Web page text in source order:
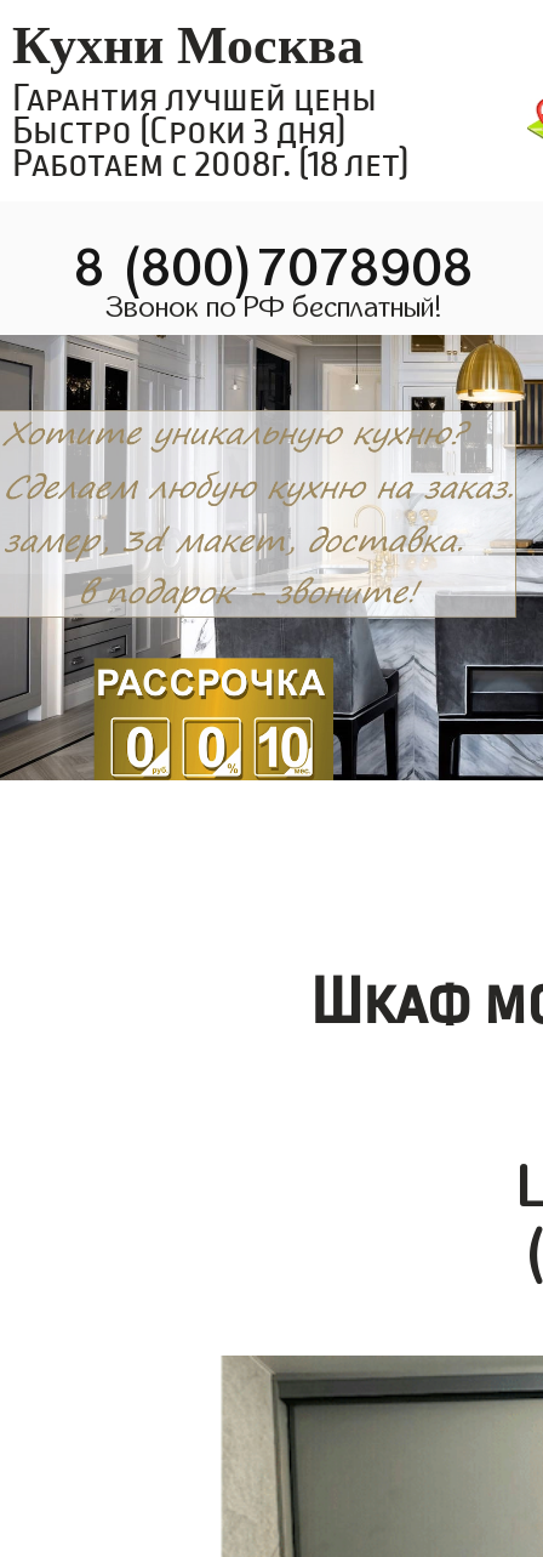
Кухни Москва
Гарантия лучшей цены
Быстро (Сроки 3 дня)
Работаем с 2008г. (18 лет)
8 (800)7078908
Звонок по РФ бесплатный!
Шкаф